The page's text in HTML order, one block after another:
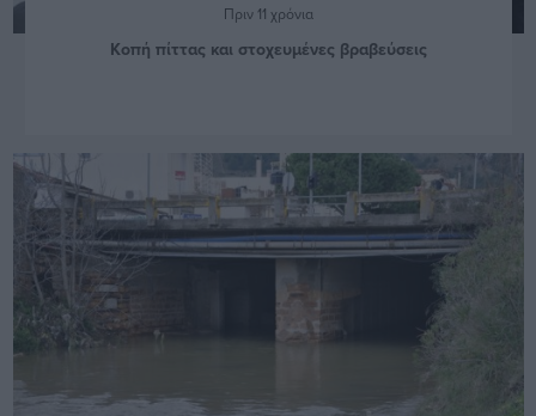
Πριν 11 χρόνια
Κοπή πίττας και στοχευμένες βραβεύσεις